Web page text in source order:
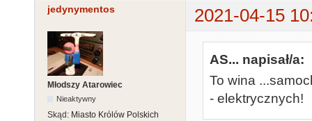
jedynymentos 2021-04-15
Młodszy Atarowiec
Nieaktywny
Skąd: Miasto Królów Polskich
AS... napisał/a:
To wina
- elektrycznych!